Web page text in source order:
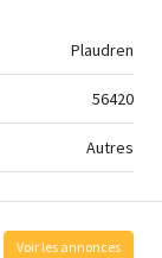
Plaudren
56420
Autres
Voir les annonces